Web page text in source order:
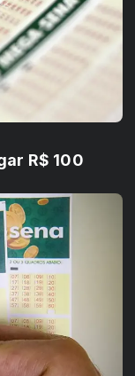
R$ 100